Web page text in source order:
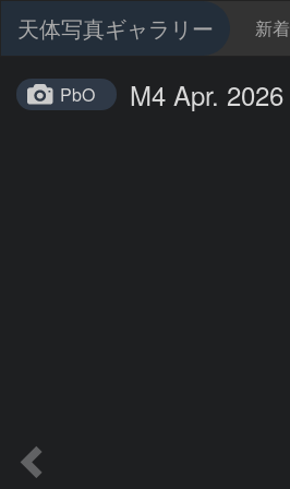
天体写真ギャラリー 新着
PbO M4 Apr. 2026